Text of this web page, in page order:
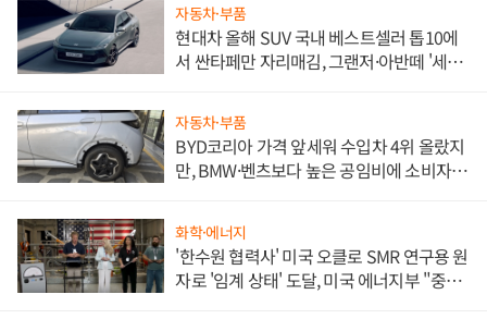
자동차·부품
현대차 올해 SUV 국내 베스트셀러 톱10에
서 싼타페만 자리매김, 그랜저·아반떼 '세단
자동차·부품
BYD코리아 가격 앞세워 수입차 4위 올랐지
만, BMW·벤츠보다 높은 공임비에 소비자
화학·에너지
'한수원 협력사' 미국 오클로 SMR 연구용 원
자로 '임계 상태' 도달, 미국 에너지부 "중요